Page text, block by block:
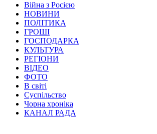
Війна з Росією
НОВИНИ
ПОЛІТИКА
ГРОШІ
ГОСПОДАРКА
КУЛЬТУРА
РЕГІОНИ
ВІДЕО
ФОТО
В світі
Суспільство
Чорна хроніка
КАНАЛ РАДА